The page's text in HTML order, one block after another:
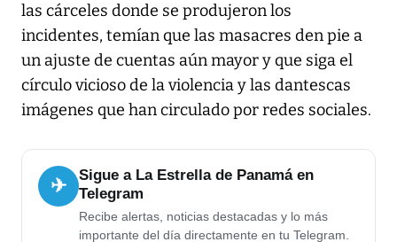
las cárceles donde se produjeron los
incidentes, temían que las masacres den pie a
un ajuste de cuentas aún mayor y que siga el
círculo vicioso de la violencia y las dantescas
imágenes que han circulado por redes sociales.
✈
Sigue a La Estrella de Panamá en
Telegram
Recibe alertas, noticias destacadas y lo más
importante del día directamente en tu Telegram.